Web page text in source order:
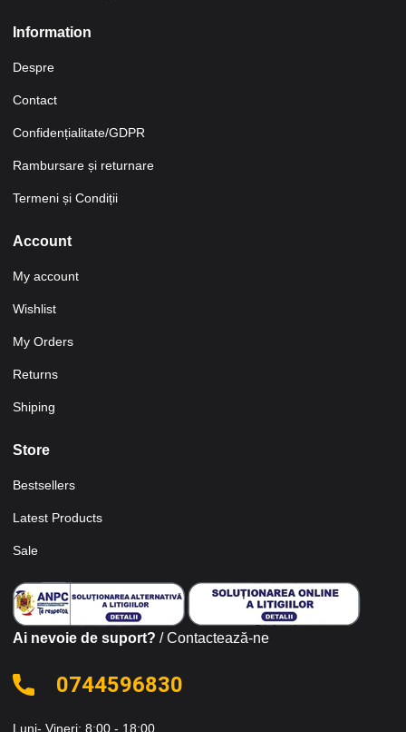
Information
Despre
Contact
Confidențialitate/GDPR
Rambursare și returnare
Termeni și Condiții
Account
My account
Wishlist
My Orders
Returns
Shiping
Store
Bestsellers
Latest Products
Sale
Ai nevoie de suport? / Contactează-ne
0744596830
Luni- Vineri: 8:00 - 18:00